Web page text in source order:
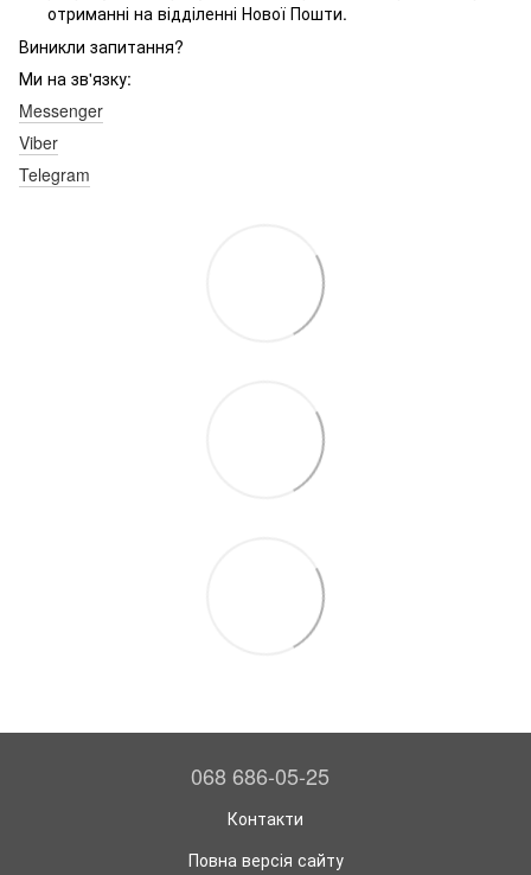
отриманні на відділенні Нової Пошти.
Виникли запитання?
Ми на зв'язку:
Messenger
Viber
Telegram
068 686-05-25
Контакти
Повна версія сайту